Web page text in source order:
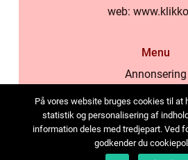
web:
Menu
Annonsering
Cookies
Kontakta oss
Sitemap
På vores website bruges cookies til at
statistik og personalisering af
information deles med tredjepart. Ved
godkender du